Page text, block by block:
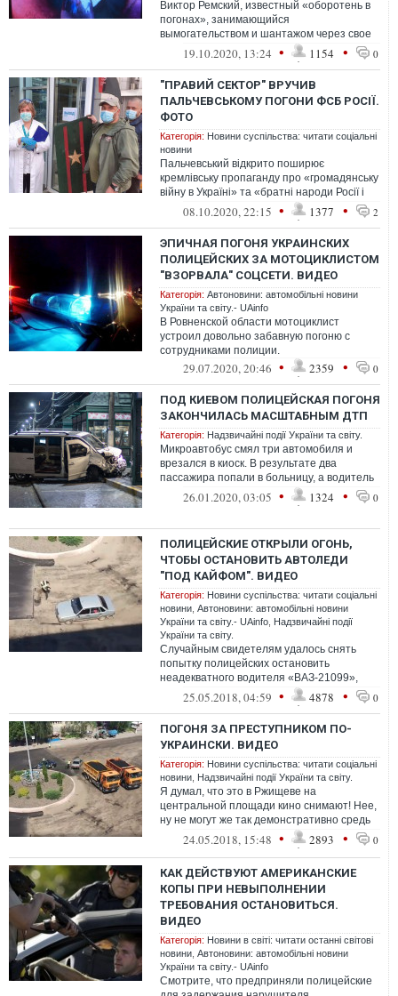
Виктор Ремский, известный «оборотень в
погонах», занимающийся
вымогательством и шантажом через свое
частное детективное агентство «Фалькон»,
19.10.2020, 13:24 • 1154 • 0
"ПРАВИЙ СЕКТОР" ВРУЧИВ
ПАЛЬЧЕВСЬКОМУ ПОГОНИ ФСБ РОСІЇ.
ФОТО
Категорія: Новини суспільства: читати соціальні
новини
Пальчевський відкрито поширює
кремлівську пропаганду про «громадянську
війну в Україні» та «братні народи Росії і
України, - стверджують у «Правому се...
08.10.2020, 22:15 • 1377 • 2
ЭПИЧНАЯ ПОГОНЯ УКРАИНСКИХ
ПОЛИЦЕЙСКИХ ЗА МОТОЦИКЛИСТОМ
"ВЗОРВАЛА" СОЦСЕТИ. ВИДЕО
Категорія: Автоновини: автомобільні новини
України та світу.- UAinfo
В Ровненской области мотоциклист
устроил довольно забавную погоню с
сотрудниками полиции.
29.07.2020, 20:46 • 2359 • 0
ПОД КИЕВОМ ПОЛИЦЕЙСКАЯ ПОГОНЯ
ЗАКОНЧИЛАСЬ МАСШТАБНЫМ ДТП
Категорія: Надзвичайні події України та світу.
Микроавтобус смял три автомобиля и
врезался в киоск. В результате два
пассажира попали в больницу, а водитель
сбежал.26.01.2020, 03:05 • 1324 • 0
ПОЛИЦЕЙСКИЕ ОТКРЫЛИ ОГОНЬ,
ЧТОБЫ ОСТАНОВИТЬ АВТОЛЕДИ
"ПОД КАЙФОМ". ВИДЕО
Категорія: Новини суспільства: читати соціальні
новини Автоновини: автомобільні новини
України та світу.- UAinfo Надзвичайні події
України та світу.
Случайным свидетелям удалось снять
попытку полицейских остановить
неадекватного водителя «ВАЗ-21099»,
который гонял по центру небольшого
25.05.2018, 04:59 • 4878 • 0
ПОГОНЯ ЗА ПРЕСТУПНИКОМ ПО-
УКРАИНСКИ. ВИДЕО
Категорія: Новини суспільства: читати соціальні
новини Надзвичайні події України та світу.
Я думал, что это в Ржищеве на
центральной площади кино снимают! Нее,
ну не могут же так демонстративно средь
белого дня стебаться над суровыми
24.05.2018, 15:48 • 2893 • 0
КАК ДЕЙСТВУЮТ АМЕРИКАНСКИЕ
КОПЫ ПРИ НЕВЫПОЛНЕНИИ
ТРЕБОВАНИЯ ОСТАНОВИТЬСЯ.
ВИДЕО
Категорія: Новини в світі: читати останні світові
новини Автоновини: автомобільні новини
України та світу.- UAinfo
Смотрите, что предприняли полицейские